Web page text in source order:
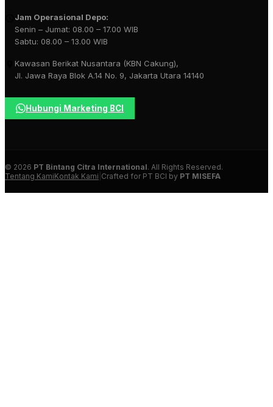
Jam Operasional Depo:
Senin – Jumat: 08.00 – 17.00 WIB
Sabtu: 08.00 – 13.00 WIB
Kawasan Berikat Nusantara (KBN Cakung),
Jl. Jawa Raya Blok A.14 No. 9, Jakarta Utara 14140
Hubungi Marketing BCI
© 2026 PT Bintang Citra International. All Rights Reserved.
Tentang KamiKontak Kami Crafted for PT BCI by PT MISEFA